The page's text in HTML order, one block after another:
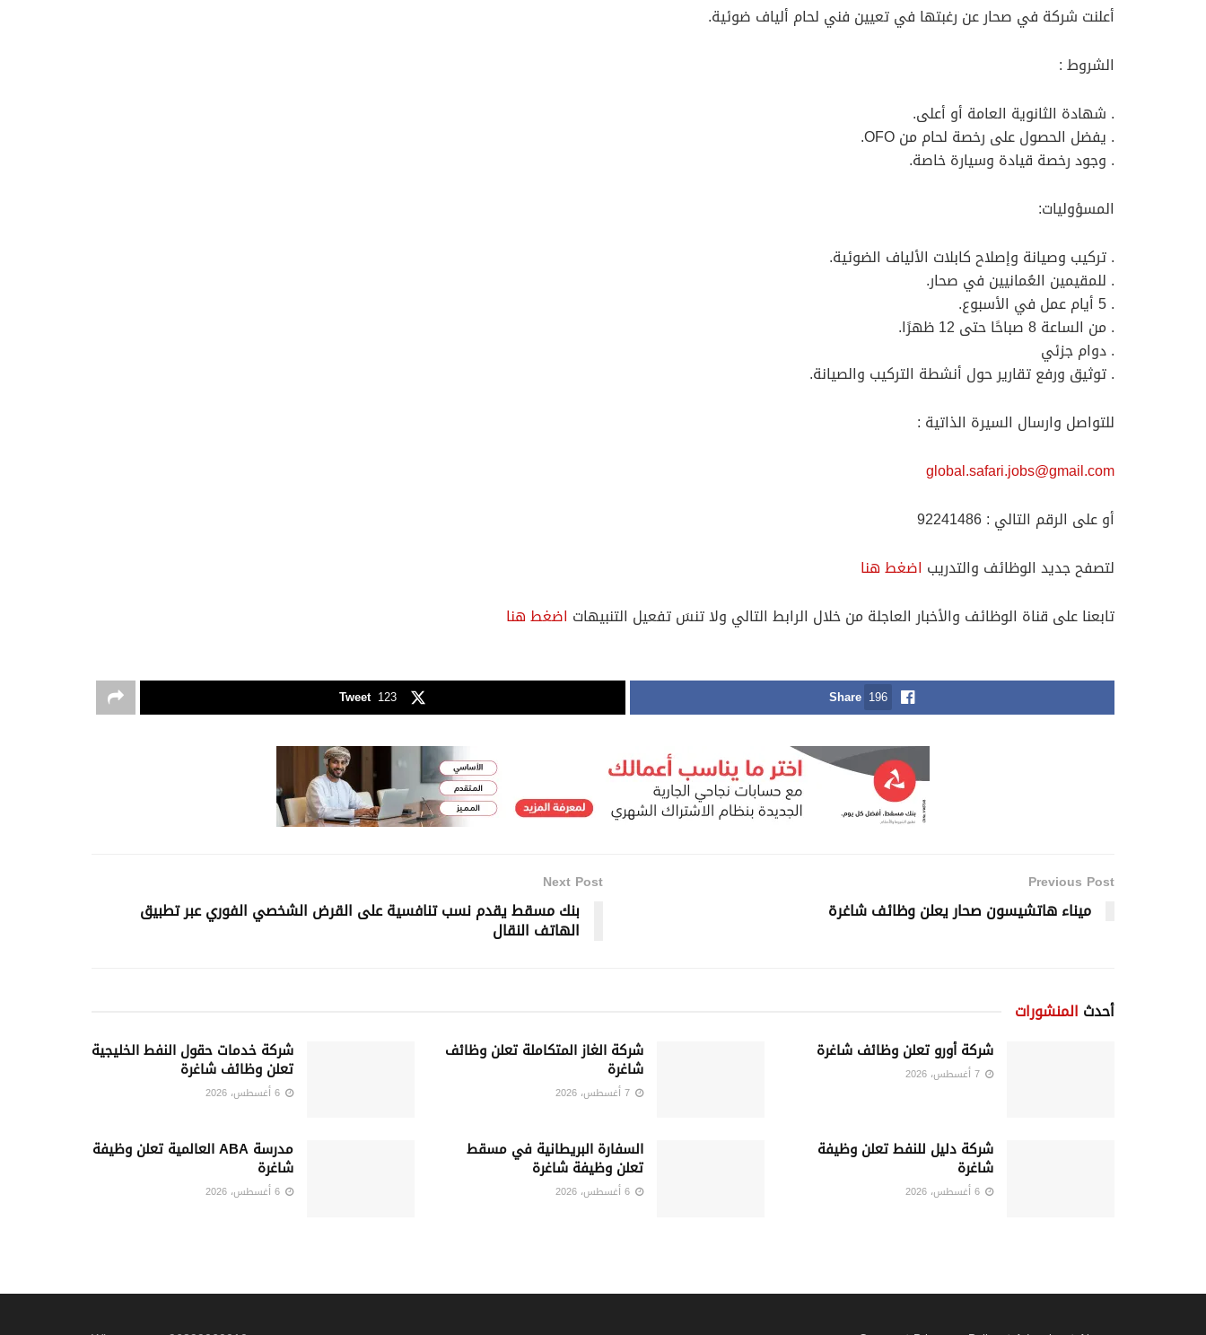
أعلنت شركة في صحار عن رغبتها في تعيين فني لحام ألياف ضوئية.
الشروط :
. شهادة الثانوية العامة أو أعلى.
. يفضل الحصول على رخصة لحام من OFO.
. وجود رخصة قيادة وسيارة خاصة.
المسؤوليات:
. تركيب وصيانة وإصلاح كابلات الألياف الضوئية.
. للمقيمين العُمانيين في صحار.
. 5 أيام عمل في الأسبوع.
. من الساعة 8 صباحًا حتى 12 ظهرًا.
. دوام جزئي
. توثيق ورفع تقارير حول أنشطة التركيب والصيانة.
للتواصل وارسال السيرة الذاتية :
global.safari.jobs@gmail.com
أو على الرقم التالي : 92241486
لتصفح جديد الوظائف والتدريب اضغط هنا
تابعنا على قناة الوظائف والأخبار العاجلة من خلال الرابط التالي ولا تنسَ تفعيل التنبيهات اضغط هنا
Share 196
Tweet 123
Previous Post
ميناء هاتشيسون صحار يعلن وظائف شاغرة
Next Post
بنك مسقط يقدم نسب تنافسية على القرض الشخصي الفوري عبر تطبيق
الهاتف النقال
أحدث المنشورات
شركة أورو تعلن وظائف شاغرة شركة الغاز المتكاملة تعلن وظائف
شاغرة
شركة خدمات حقول النفط الخليجية
تعلن وظائف شاغرة
شركة دليل للنفط تعلن وظيفة
شاغرة
السفارة البريطانية في مسقط
تعلن وظيفة شاغرة
مدرسة ABA العالمية تعلن وظيفة
شاغرة